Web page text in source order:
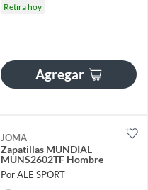
Retira hoy
Agregar
JOMA
Zapatillas MUNDIAL
MUNS2602TF Hombre
Por ALE SPORT